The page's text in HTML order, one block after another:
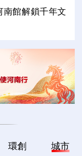
南館解鎖千年文
環創 城市